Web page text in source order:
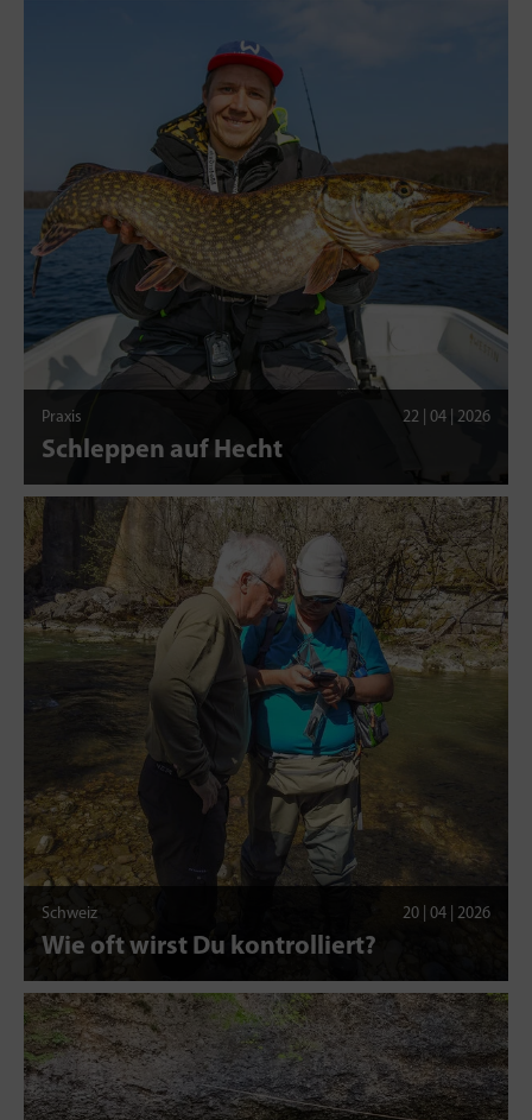
Praxis 22 | 04 | 2026
Schleppen auf Hecht
Schweiz 20 | 04 | 2026
Wie oft wirst Du kontrolliert?